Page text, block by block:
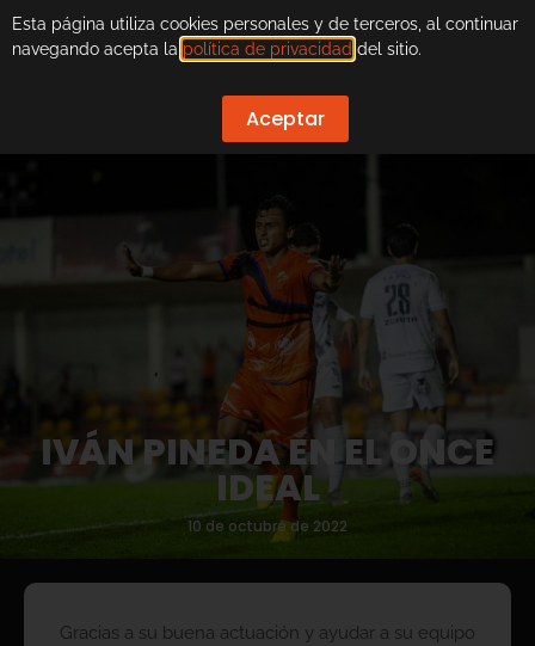
IVÁN PINEDA EN EL ONCE
IDEAL
10 de octubre de 2022
Gracias a su buena actuación y ayudar a su equipo
Esta página utiliza cookies personales y de terceros, al continuar
navegando acepta la política de privacidad del sitio.
Aceptar